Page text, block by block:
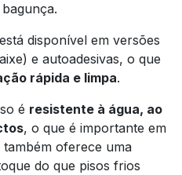
disponível em versões
e autoadesivas, o que
rápida e limpa.
é resistente à água, ao
, o que é importante em
oferece uma
do que pisos frios